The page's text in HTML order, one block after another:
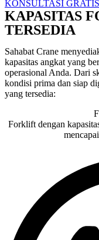
KONSULTASI GRATIS
KAPASITAS
TERSEDIA
Sahabat Crane
kapasitas angkat yang
operasional Anda. Dari
kondisi prima dan siap
yang tersedia:
Forklift dengan